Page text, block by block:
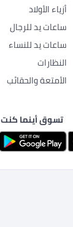
أزياء الأولاد
ساعات يد للرجال
ساعات يد للنساء
النظارات
الأمتعة والحقائب
تسوق أينما كنت